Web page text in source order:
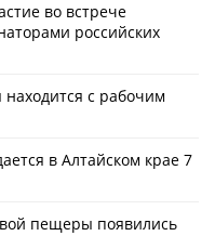
во встрече
российских
находится с рабочим
в Алтайском крае 7
пещеры появились